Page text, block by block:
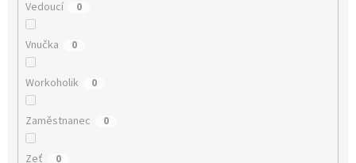
Vedoucí 0
Vnučka 0
Workoholik 0
Zaměstnanec 0
Zeť 0